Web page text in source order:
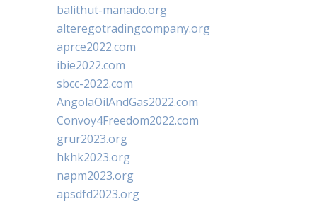
balithut-manado.org
alteregotradingcompany.org
aprce2022.com
ibie2022.com
sbcc-2022.com
AngolaOilAndGas2022.com
Convoy4Freedom2022.com
grur2023.org
hkhk2023.org
napm2023.org
apsdfd2023.org